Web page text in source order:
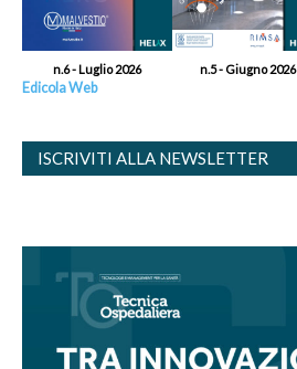
n.6 - Luglio 2026 n.5 - Giugno 2026
Edicola Web
ISCRIVITI ALLA NEWSLETTER